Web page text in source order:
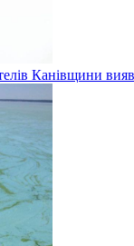
Канівщини